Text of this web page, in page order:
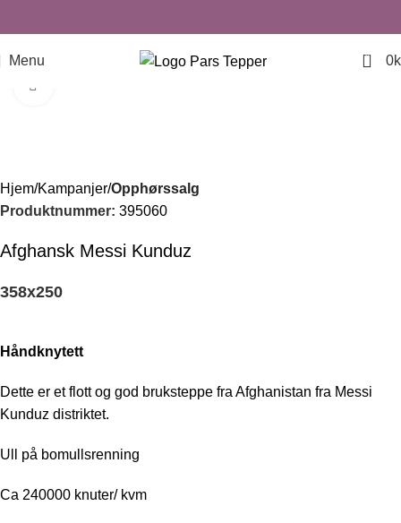
Menu 0 0
Hjem Kampanjer Opphørssalg
Produktnummer: 395060
Afghansk Messi Kunduz
358x250
Håndknytett
Dette er et flott og god bruksteppe fra Afghanistan fra Messi
Kunduz distriktet.
Ull på bomullsrenning
Ca 240000 knuter/ kvm